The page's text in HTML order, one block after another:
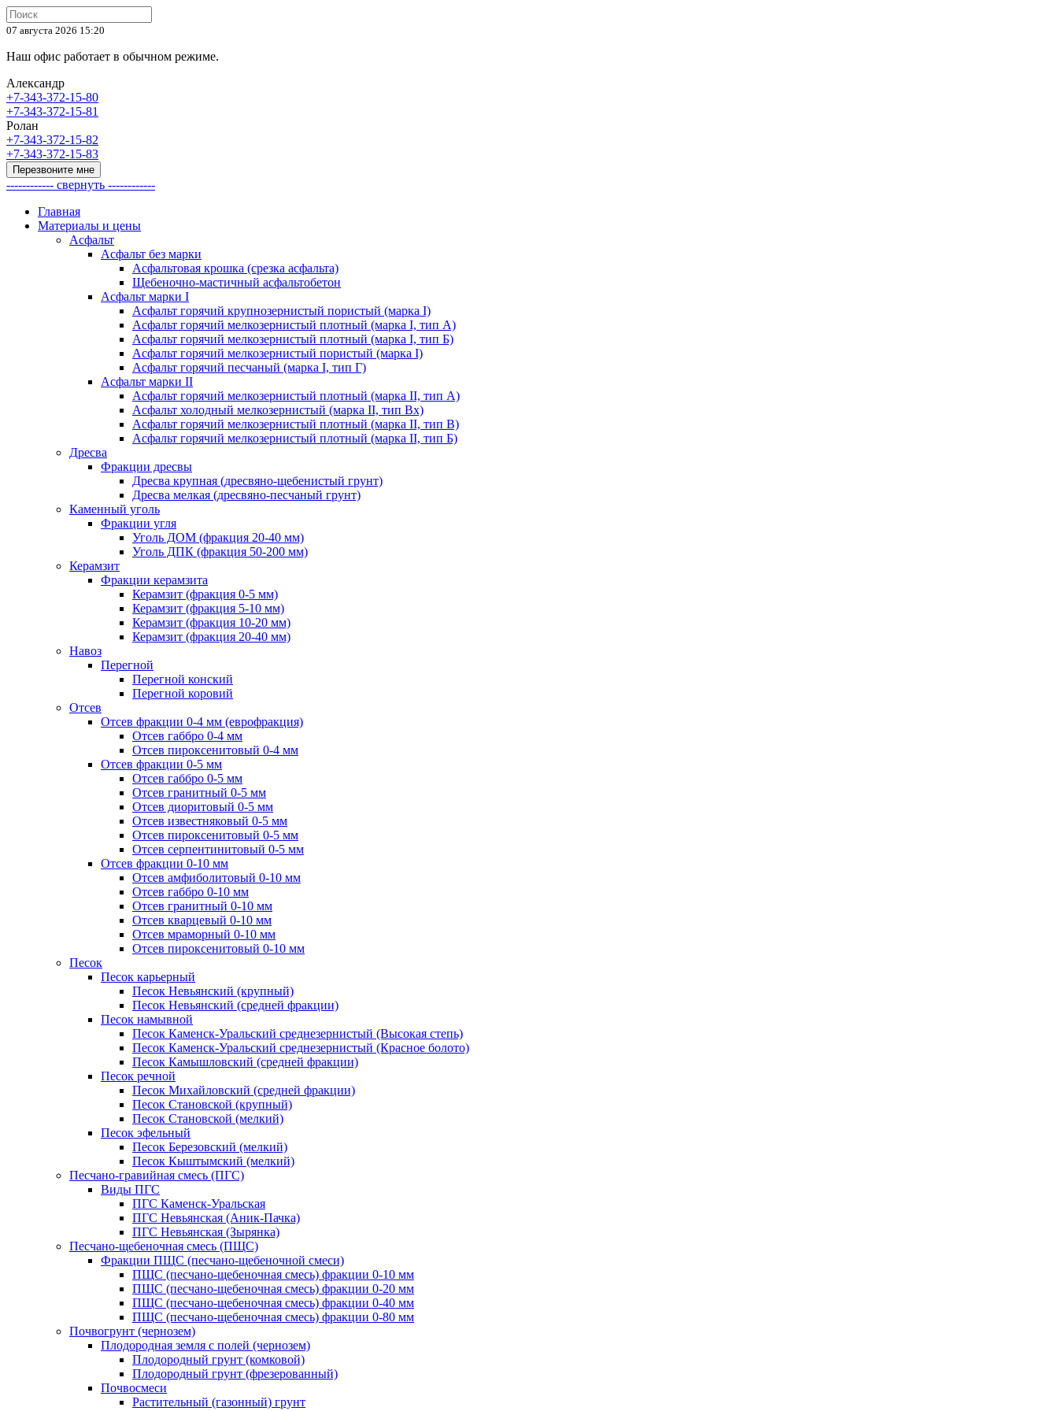
07 августа 2026 15:20
Наш офис работает в обычном режиме.
Александр
+7-343-372-15-80
+7-343-372-15-81
Ролан
+7-343-372-15-82
+7-343-372-15-83
Перезвоните мне
------------ свернуть ------------
Главная
Материалы и цены
Асфальт
Асфальт без марки
Асфальтовая крошка (срезка асфальта)
Щебеночно-мастичный асфальтобетон
Асфальт марки I
Асфальт горячий крупнозернистый пористый (марка I)
Асфальт горячий мелкозернистый плотный (марка I, тип А)
Асфальт горячий мелкозернистый плотный (марка I, тип Б)
Асфальт горячий мелкозернистый пористый (марка I)
Асфальт горячий песчаный (марка I, тип Г)
Асфальт марки II
Асфальт горячий мелкозернистый плотный (марка II, тип А)
Асфальт холодный мелкозернистый (марка II, тип Вх)
Асфальт горячий мелкозернистый плотный (марка II, тип В)
Асфальт горячий мелкозернистый плотный (марка II, тип Б)
Дресва
Фракции дресвы
Дресва крупная (дресвяно-щебенистый грунт)
Дресва мелкая (дресвяно-песчаный грунт)
Каменный уголь
Фракции угля
Уголь ДОМ (фракция 20-40 мм)
Уголь ДПК (фракция 50-200 мм)
Керамзит
Фракции керамзита
Керамзит (фракция 0-5 мм)
Керамзит (фракция 5-10 мм)
Керамзит (фракция 10-20 мм)
Керамзит (фракция 20-40 мм)
Навоз
Перегной
Перегной конский
Перегной коровий
Отсев
Отсев фракции 0-4 мм (еврофракция)
Отсев габбро 0-4 мм
Отсев пироксенитовый 0-4 мм
Отсев фракции 0-5 мм
Отсев габбро 0-5 мм
Отсев гранитный 0-5 мм
Отсев диоритовый 0-5 мм
Отсев известняковый 0-5 мм
Отсев пироксенитовый 0-5 мм
Отсев серпентинитовый 0-5 мм
Отсев фракции 0-10 мм
Отсев амфиболитовый 0-10 мм
Отсев габбро 0-10 мм
Отсев гранитный 0-10 мм
Отсев кварцевый 0-10 мм
Отсев мраморный 0-10 мм
Отсев пироксенитовый 0-10 мм
Песок
Песок карьерный
Песок Невьянский (крупный)
Песок Невьянский (средней фракции)
Песок намывной
Песок Каменск-Уральский среднезернистый (Высокая степь)
Песок Каменск-Уральский среднезернистый (Красное болото)
Песок Камышловский (средней фракции)
Песок речной
Песок Михайловский (средней фракции)
Песок Становской (крупный)
Песок Становской (мелкий)
Песок эфельный
Песок Березовский (мелкий)
Песок Кыштымский (мелкий)
Песчано-гравийная смесь (ПГС)
Виды ПГС
ПГС Каменск-Уральская
ПГС Невьянская (Аник-Пачка)
ПГС Невьянская (Зырянка)
Песчано-щебеночная смесь (ПЩС)
Фракции ПЩС (песчано-щебеночной смеси)
ПЩС (песчано-щебеночная смесь) фракции 0-10 мм
ПЩС (песчано-щебеночная смесь) фракции 0-20 мм
ПЩС (песчано-щебеночная смесь) фракции 0-40 мм
ПЩС (песчано-щебеночная смесь) фракции 0-80 мм
Почвогрунт (чернозем)
Плодородная земля с полей (чернозем)
Плодородный грунт (комковой)
Плодородный грунт (фрезерованный)
Почвосмеси
Растительный (газонный) грунт